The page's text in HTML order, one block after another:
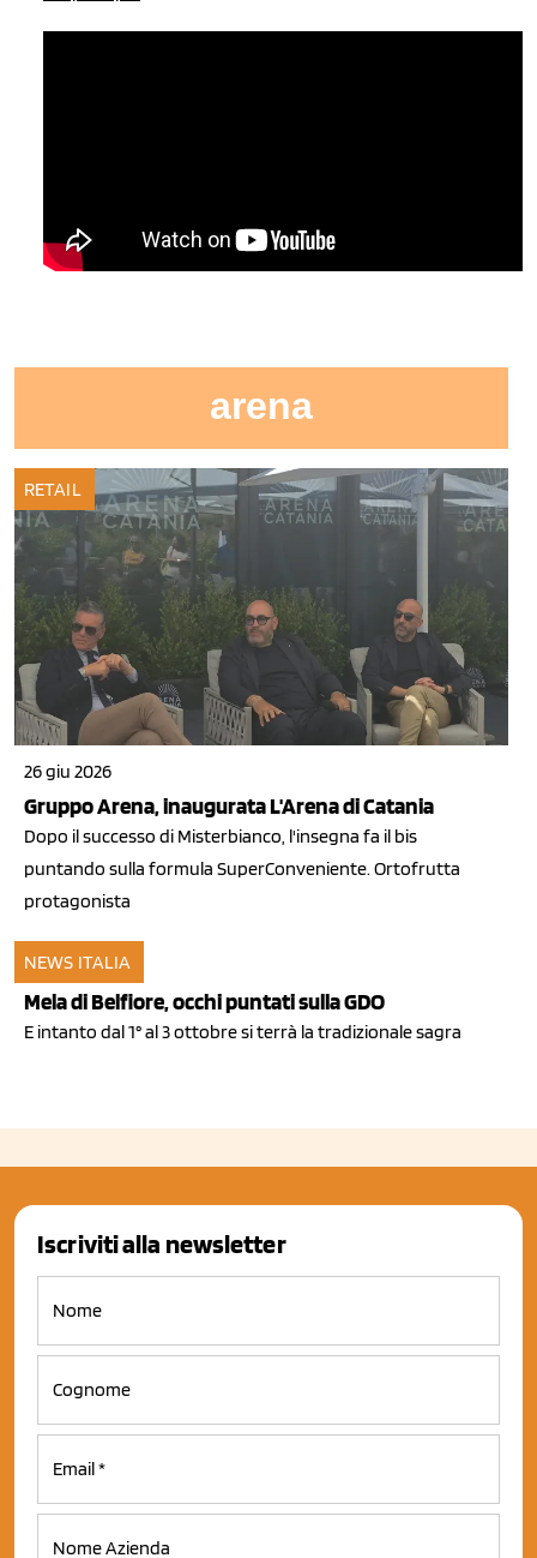
arena
RETAIL
26 giu 2026
Gruppo Arena, inaugurata L'Arena di Catania
Dopo il successo di Misterbianco, l'insegna fa il bis
puntando sulla formula SuperConveniente. Ortofrutta
protagonista
NEWS ITALIA
26 set 2011
Mela di Belfiore, occhi puntati sulla GDO
E intanto dal 1° al 3 ottobre si terrà la tradizionale sagra
Iscriviti alla newsletter